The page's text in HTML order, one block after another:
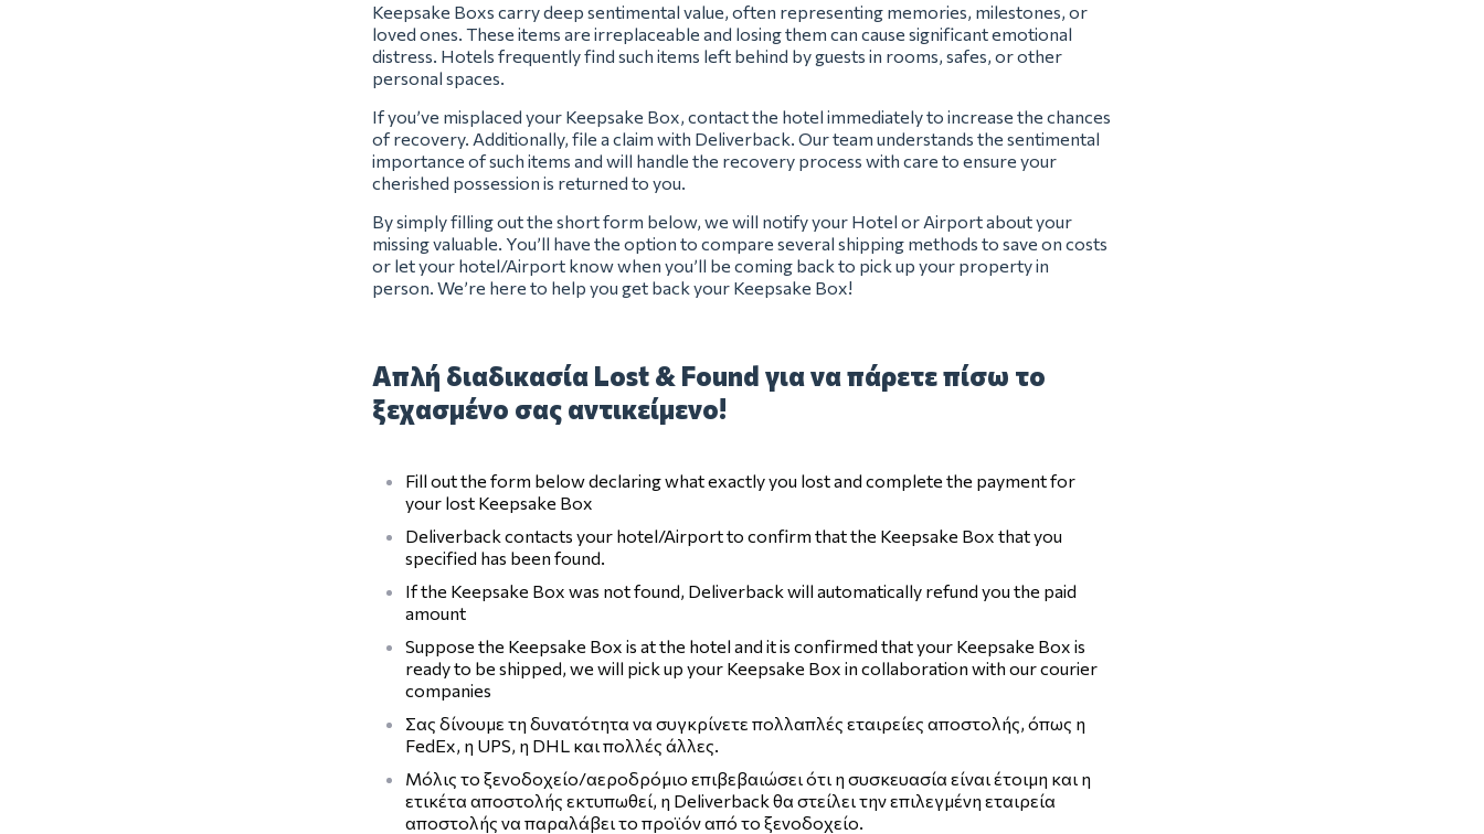
Keepsake Boxs carry deep sentimental value, often representing memories, milestones, or
loved ones. These items are irreplaceable and losing them can cause significant emotional
distress. Hotels frequently find such items left behind by guests in rooms, safes, or other
personal spaces.
If you’ve misplaced your Keepsake Box, contact the hotel immediately to increase the chances
of recovery. Additionally, file a claim with Deliverback. Our team understands the sentimental
importance of such items and will handle the recovery process with care to ensure your
cherished possession is returned to you.
By simply filling out the short form below, we will notify your Hotel or Airport about your
missing valuable. You’ll have the option to compare several shipping methods to save on costs
or let your hotel/Airport know when you’ll be coming back to pick up your property in
person. We’re here to help you get back your Keepsake Box!
Απλή διαδικασία Lost & Found για να πάρετε πίσω το
ξεχασμένο σας αντικείμενο!
Fill out the form below declaring what exactly you lost and complete the payment for
your lost Keepsake Box
Deliverback contacts your hotel/Airport to confirm that the Keepsake Box that you
specified has been found.
If the Keepsake Box was not found, Deliverback will automatically refund you the paid
amount
Suppose the Keepsake Box is at the hotel and it is confirmed that your Keepsake Box is
ready to be shipped, we will pick up your Keepsake Box in collaboration with our courier
companies
Σας δίνουμε τη δυνατότητα να συγκρίνετε πολλαπλές εταιρείες αποστολής, όπως η
FedEx, η UPS, η DHL και πολλές άλλες.
Μόλις το ξενοδοχείο/αεροδρόμιο επιβεβαιώσει ότι η συσκευασία είναι έτοιμη και η
ετικέτα αποστολής εκτυπωθεί, η Deliverback θα στείλει την επιλεγμένη εταιρεία
αποστολής να παραλάβει το προϊόν από το ξενοδοχείο.